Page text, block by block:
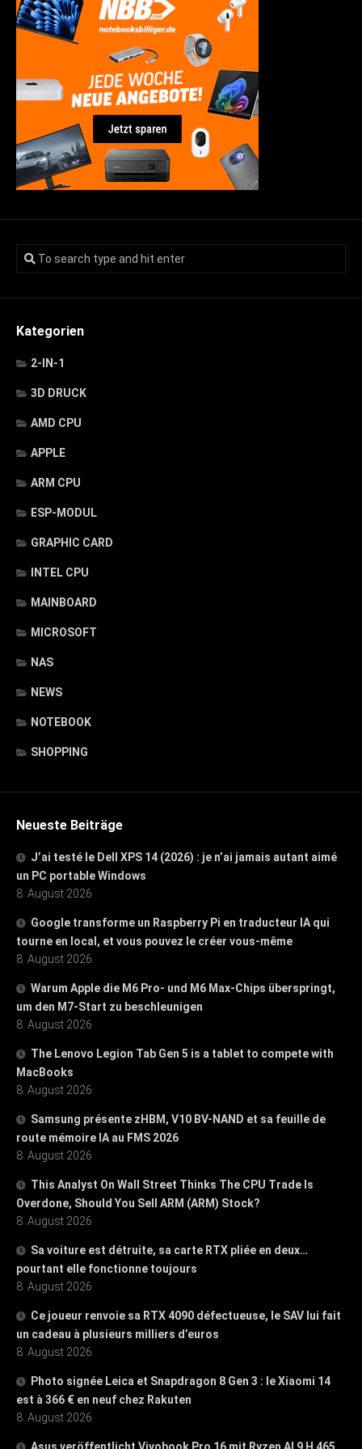
Kategorien
2-IN-1
3D DRUCK
AMD CPU
APPLE
ARM CPU
ESP-MODUL
GRAPHIC CARD
INTEL CPU
MAINBOARD
MICROSOFT
NAS
NEWS
NOTEBOOK
SHOPPING
Neueste Beiträge
J’ai testé le Dell XPS 14 (2026) : je n’ai jamais autant aimé
un PC portable Windows
8. August 2026
Google transforme un Raspberry Pi en traducteur IA qui
tourne en local, et vous pouvez le créer vous-même
8. August 2026
Warum Apple die M6 Pro- und M6 Max-Chips überspringt,
um den M7-Start zu beschleunigen
8. August 2026
The Lenovo Legion Tab Gen 5 is a tablet to compete with
MacBooks
8. August 2026
Samsung présente zHBM, V10 BV-NAND et sa feuille de
route mémoire IA au FMS 2026
8. August 2026
This Analyst On Wall Street Thinks The CPU Trade Is
Overdone, Should You Sell ARM (ARM) Stock?
8. August 2026
Sa voiture est détruite, sa carte RTX pliée en deux…
pourtant elle fonctionne toujours
8. August 2026
Ce joueur renvoie sa RTX 4090 défectueuse, le SAV lui fait
un cadeau à plusieurs milliers d’euros
8. August 2026
Photo signée Leica et Snapdragon 8 Gen 3 : le Xiaomi 14
est à 366 € en neuf chez Rakuten
8. August 2026
Asus veröffentlicht Vivobook Pro 16 mit Ryzen AI 9 H 465